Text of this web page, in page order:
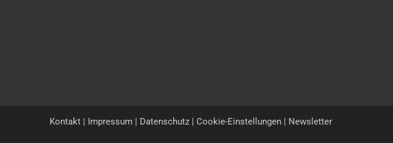
Kontakt | Impressum | Datenschutz | Cookie-Einstellungen | Newsletter